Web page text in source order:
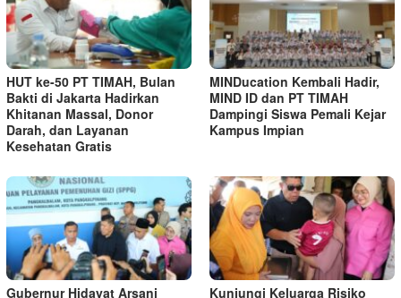
HUT ke-50 PT TIMAH, Bulan
Bakti di Jakarta Hadirkan
Khitanan Massal, Donor
Darah, dan Layanan
Kesehatan Gratis
MINDucation Kembali Hadir,
MIND ID dan PT TIMAH
Dampingi Siswa Pemali Kejar
Kampus Impian
Gubernur Hidayat Arsani Kunjungi Keluarga Risiko